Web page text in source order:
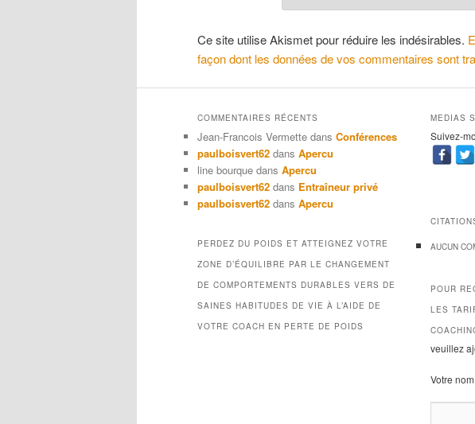
Ce site utilise Akismet pour réduire les indésirables.
façon dont les données de vos commentaires sont
COMMENTAIRES RÉCENTS
Jean-Francois Vermette dans Conférences
paulboisvert62 dans Apercu
line bourque dans Apercu
paulboisvert62 dans Entraîneur privé
paulboisvert62 dans Apercu
PERDEZ DU POIDS ET ATTEIGNEZ VOTRE
ZONE D’ÉQUILIBRE PAR LE CHANGEMENT
DE COMPORTEMENTS DURABLES VERS DE
SAINES HABITUDES DE VIE À L’AIDE DE
VOTRE COACH EN PERTE DE POIDS
MEDIAS
Suivez-
AUCUN
POUR
LES
veuillez
Votre